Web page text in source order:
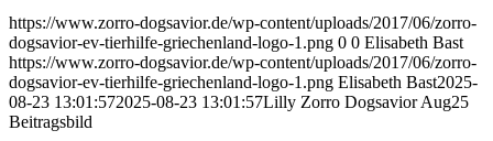
https://www.zorro-dogsavior.de/wp-content/uploads/2017/06/zorro-
dogsavior-ev-tierhilfe-griechenland-logo-1.png 0 0 Elisabeth Bast
https://www.zorro-dogsavior.de/wp-content/uploads/2017/06/zorro-
dogsavior-ev-tierhilfe-griechenland-logo-1.png Elisabeth Bast2025-
08-23 13:01:572025-08-23 13:01:57Lilly Zorro Dogsavior Aug25
Beitragsbild